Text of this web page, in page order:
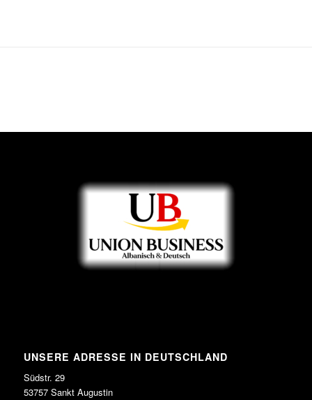
UNSERE ADRESSE IN DEUTSCHLAND
Südstr. 29
53757 Sankt Augustin